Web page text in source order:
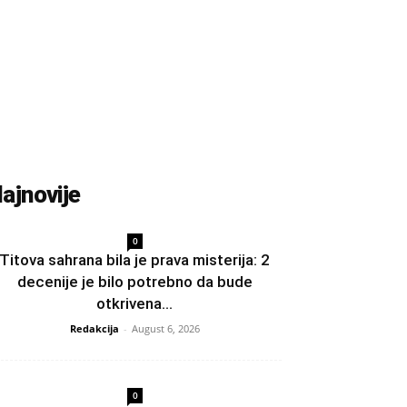
0
Titova sahrana bila je prava misterija: 2
decenije je bilo potrebno da bude
otkrivena...
Redakcija - August 6, 2026
0